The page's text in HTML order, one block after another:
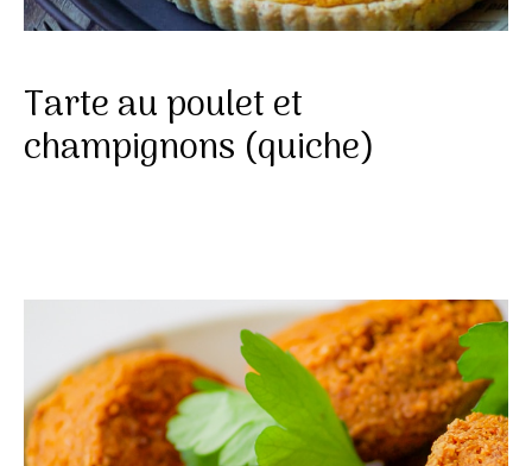
Tarte au poulet et
champignons (quiche)